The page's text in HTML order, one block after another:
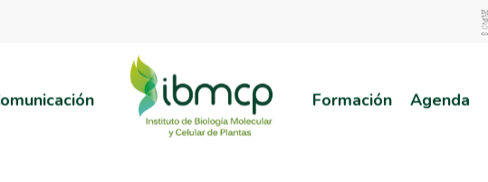
Formación Agenda